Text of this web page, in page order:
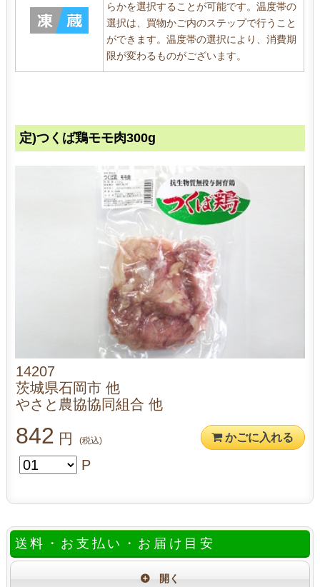
らかを選択することが可能です。温度帯の
選択は、買物かご内のステップで行うこと
ができます。温度帯の選択により、消費期
限が変わるものがございます。
定)つくば鶏モモ肉300g
14207
茨城県石岡市 他
やさと農協協同組合 他
842 円 (税込) かごに入れる
P
送料・お支払い・お届け目安